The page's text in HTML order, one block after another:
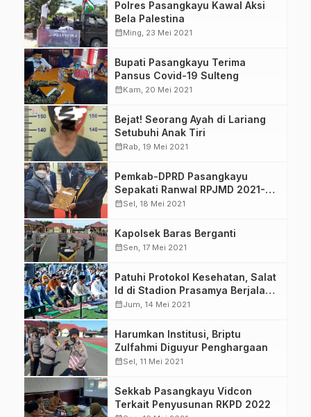
Polres Pasangkayu Kawal Aksi
Bela Palestina
calendar_monthMing, 23 Mei 2021
Bupati Pasangkayu Terima
Pansus Covid-19 Sulteng
calendar_monthKam, 20 Mei 2021
Bejat! Seorang Ayah di Lariang
Setubuhi Anak Tiri
calendar_monthRab, 19 Mei 2021
Pemkab-DPRD Pasangkayu
Sepakati Ranwal RPJMD 2021-
2026
calendar_monthSel, 18 Mei 2021
Kapolsek Baras Berganti
calendar_monthSen, 17 Mei 2021
Patuhi Protokol Kesehatan, Salat
Id di Stadion Prasamya Berjalan
Hikmat
calendar_monthJum, 14 Mei 2021
Harumkan Institusi, Briptu
Zulfahmi Diguyur Penghargaan
calendar_monthSel, 11 Mei 2021
Sekkab Pasangkayu Vidcon
Terkait Penyusunan RKPD 2022